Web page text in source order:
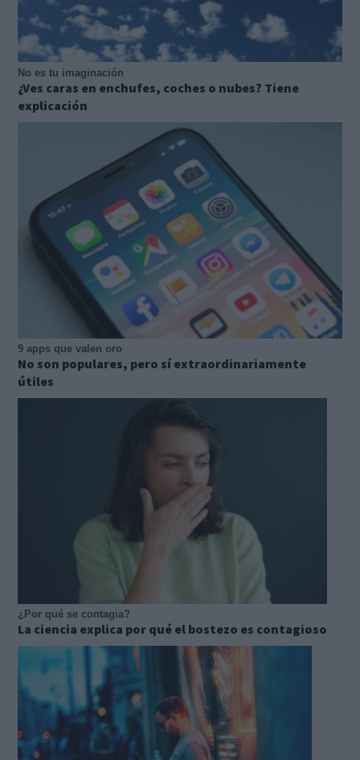
No es tu imaginación
¿Ves caras en enchufes, coches o nubes? Tiene
explicación
9 apps que valen oro
No son populares, pero sí extraordinariamente
útiles
¿Por qué se contagia?
La ciencia explica por qué el bostezo es contagioso